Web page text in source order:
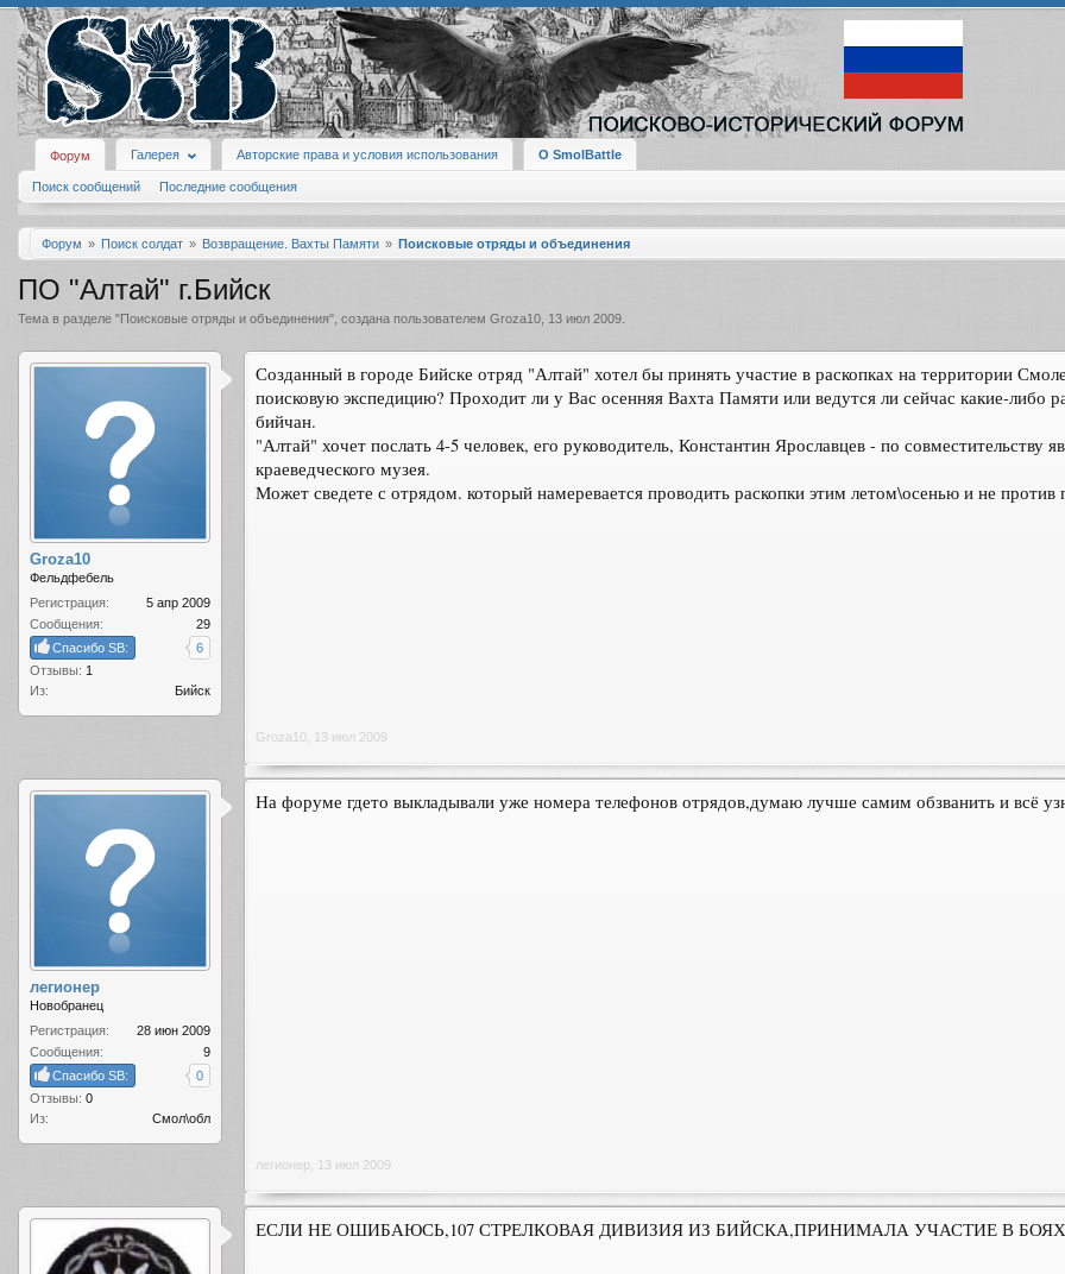
Форум Галерея Авторские права и условия использования О SmolBattle
Поиск сообщений Последние сообщения
Форум Поиск солдат Возвращение. Вахты Памяти Поисковые отряды и объединения
ПО "Алтай" г.Бийск
Тема в разделе "Поисковые отряды и объединения", создана пользователем Groza10 13 июл 2009
Groza10
Фельдфебель
Регистрация:
5 апр 2009
Сообщения:
29
Спасибо SB:
6
Отзывы: 1
Из:
Бийск
Созданный в городе Бийске отряд "Алтай" хотел бы принять участие в раскопках на территории
поисковую экспедицию? Проходит ли у Вас осенняя Вахта Памяти или ведутся ли сейчас какие-либо
бийчан.
"Алтай" хочет послать 4-5 человек, его руководитель, Константин Ярославцев - по совместительству
краеведческого музея.
Может сведете с отрядом. который намеревается проводить раскопки этим летом\осенью и не против
Groza10 13 июл 2009
легионер
Новобранец
Регистрация:
28 июн 2009
Сообщения:
9
Спасибо SB:
0
Отзывы: 0
Из:
Смол\обл
На форуме гдето выкладывали уже номера телефонов отрядов,думаю лучше самим обзванить и всё
легионер 13 июл 2009
ЕСЛИ НЕ ОШИБАЮСЬ,107 СТРЕЛКОВАЯ ДИВИЗИЯ ИЗ БИЙСКА,ПРИНИМАЛА УЧАСТИЕ В БОЯХ